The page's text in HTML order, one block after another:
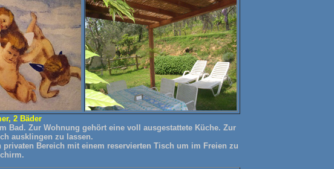
2 Bäder
Bad. Zur Wohnung gehört eine voll ausgestattete Küche. Zur
ausklingen zu lassen.
Bereich mit einem reservierten Tisch um im Freien zu